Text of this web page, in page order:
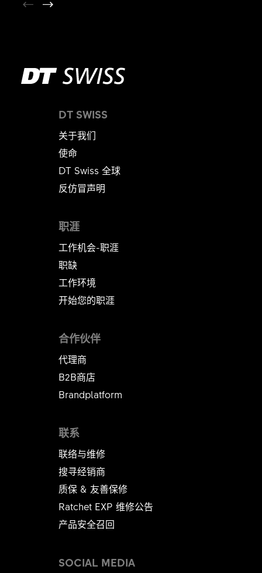
DT SWISS
关于我们
使命
DT Swiss 全球
反仿冒声明
职涯
工作机会-职涯
职缺
工作环境
开始您的职涯
联系
联络与维修
搜寻经销商
质保 & 友善保修
Ratchet EXP 维修公告​​​​​​​
产品安全召回
合作伙伴
代理商
B2B商店
Brandplatform
SOCIAL MEDIA